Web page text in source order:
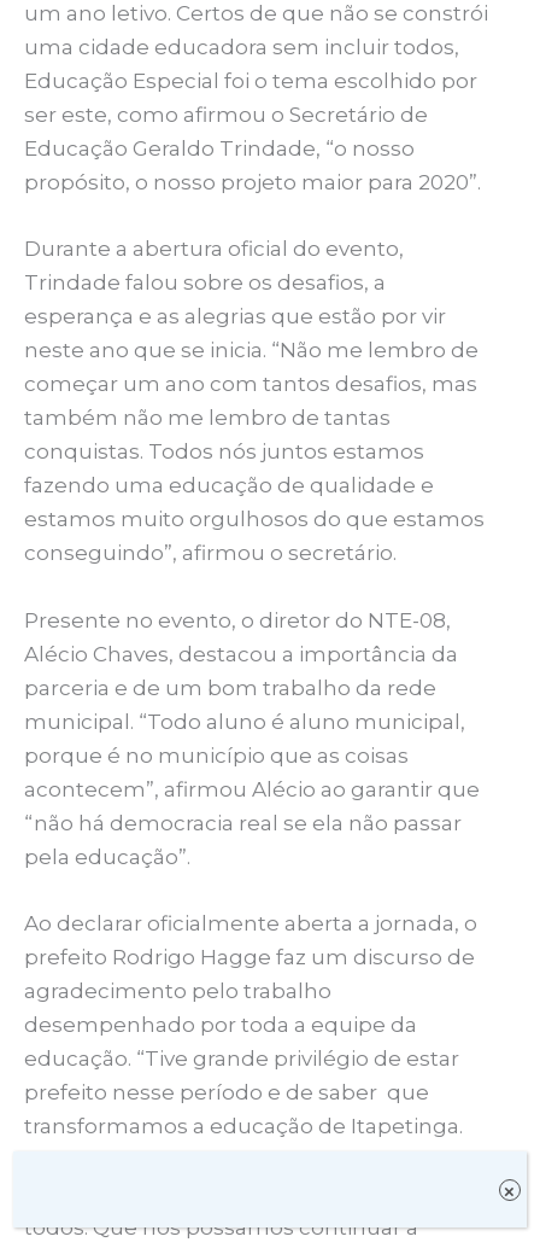
um ano letivo. Certos de que não se constrói
uma cidade educadora sem incluir todos,
Educação Especial foi o tema escolhido por
ser este, como afirmou o Secretário de
Educação Geraldo Trindade, “o nosso
propósito, o nosso projeto maior para 2020”.
Durante a abertura oficial do evento,
Trindade falou sobre os desafios, a
esperança e as alegrias que estão por vir
neste ano que se inicia. “Não me lembro de
começar um ano com tantos desafios, mas
também não me lembro de tantas
conquistas. Todos nós juntos estamos
fazendo uma educação de qualidade e
estamos muito orgulhosos do que estamos
conseguindo”, afirmou o secretário.
Presente no evento, o diretor do NTE-08,
Alécio Chaves, destacou a importância da
parceria e de um bom trabalho da rede
municipal. “Todo aluno é aluno municipal,
porque é no município que as coisas
acontecem”, afirmou Alécio ao garantir que
“não há democracia real se ela não passar
pela educação”.
Ao declarar oficialmente aberta a jornada, o
prefeito Rodrigo Hagge faz um discurso de
agradecimento pelo trabalho
desempenhado por toda a equipe da
educação. “Tive grande privilégio de estar
prefeito nesse período e de saber que
transformamos a educação de Itapetinga.
todos. Que nós possamos continuar a
×